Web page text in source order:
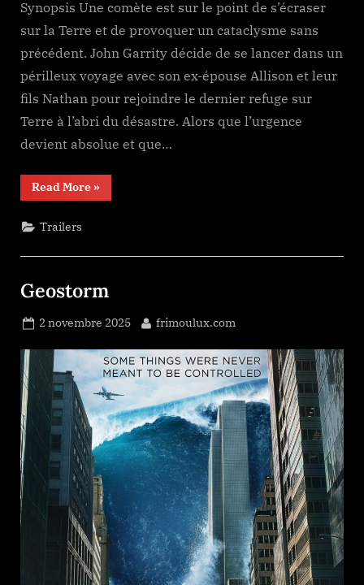
Synopsis Une comète est sur le point de s’écraser
sur la Terre et de provoquer un cataclysme sans
précédent. John Garrity décide de se lancer dans un
périlleux voyage avec son ex-épouse Allison et leur
fils Nathan pour rejoindre le dernier refuge sur
Terre à l’abri du désastre. Alors que l’urgence
devient absolue et que…
Read More“Greenland ”
»
Trailers
Geostorm
Posted
2 novembre 2025 By
frimoulux.com